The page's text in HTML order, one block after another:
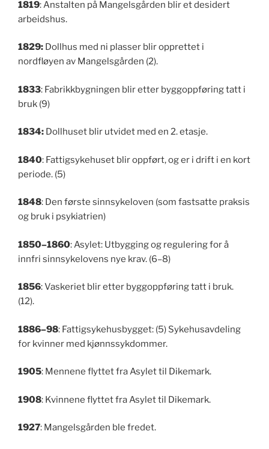
1819: Anstalten på Mangelsgården blir et desidert
arbeidshus.
1829: Dollhus med ni plasser blir opprettet i
nordfløyen av Mangelsgården (2).
1833: Fabrikkbygningen blir etter byggoppføring tatt i
bruk (9)
1834: Dollhuset blir utvidet med en 2. etasje.
1840: Fattigsykehuset blir oppført, og er i drift i en kort
periode. (5)
1848: Den første sinnsykeloven (som fastsatte praksis
og bruk i psykiatrien)
1850–1860: Asylet: Utbygging og regulering for å
innfri sinnsykelovens nye krav. (6–8)
1856: Vaskeriet blir etter byggoppføring tatt i bruk.
(12).
1886–98: Fattigsykehusbygget: (5) Sykehusavdeling
for kvinner med kjønnssykdommer.
1905: Mennene flyttet fra Asylet til Dikemark.
1908: Kvinnene flyttet fra Asylet til Dikemark.
1927: Mangelsgården ble fredet.